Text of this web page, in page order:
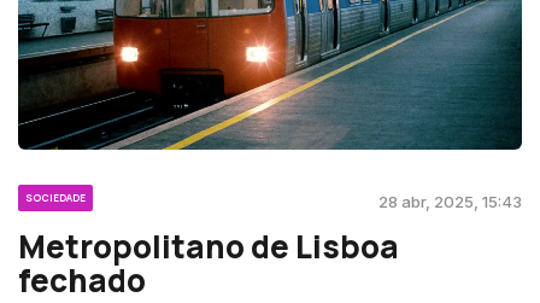
SOCIEDADE 28 abr, 2025, 15:43
Metropolitano de Lisboa
fechado